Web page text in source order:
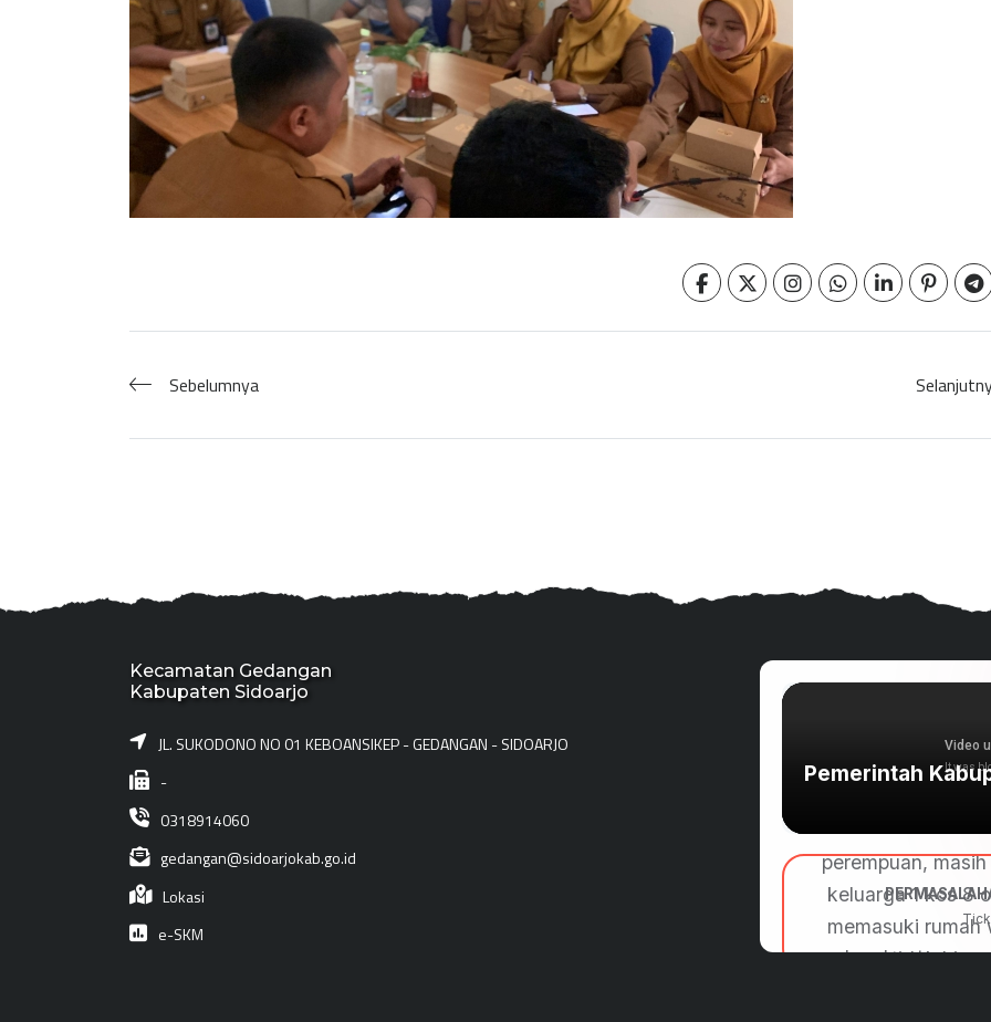
Sebelumnya
Kecamatan Gedangan
Kabupaten Sidoarjo
JL. SUKODONO NO 01 KEBOANSIKEP - GEDANGAN - SIDOARJO
-
0318914060
gedangan@sidoarjokab.go.id
Lokasi
e-SKM